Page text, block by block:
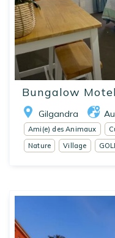
Bungalow Motel
Gilgandra
Ami(e) des Animaux
Nature
Village